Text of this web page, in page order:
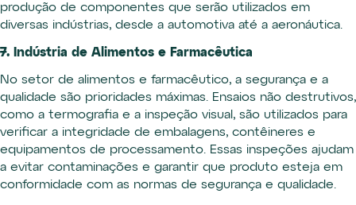
produção de componentes que serão utilizados em
diversas indústrias, desde a automotiva até a aeronáutica.
7. Indústria de Alimentos e Farmacêutica
No setor de alimentos e farmacêutico, a segurança e a
qualidade são prioridades máximas. Ensaios não destrutivos,
como a termografia e a inspeção visual, são utilizados para
verificar a integridade de embalagens, contêineres e
equipamentos de processamento. Essas inspeções ajudam
a evitar contaminações e garantir que produto esteja em
conformidade com as normas de segurança e qualidade.